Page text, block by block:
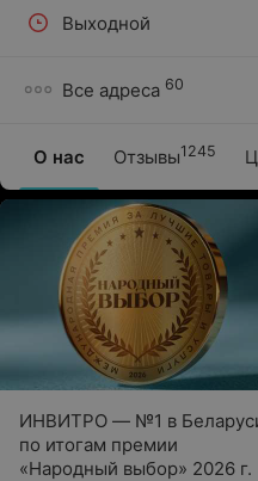
О нас Отзывы1245
Выходной
Все адреса 60
ИНВИТРО — №1 в
по итогам премии
«Народный выбор» 2026 г.